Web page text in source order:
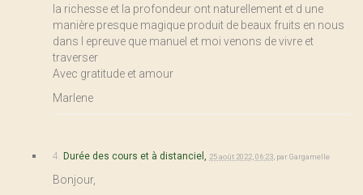
la richesse et la profondeur ont naturellement et d une
manière presque magique produit de beaux fruits en nous
dans l epreuve que manuel et moi venons de vivre et
traverser
Avec gratitude et amour
Marlene
4. Durée des cours et à distanciel, 25 août 2022, 06:23 parGargamelle
Bonjour,